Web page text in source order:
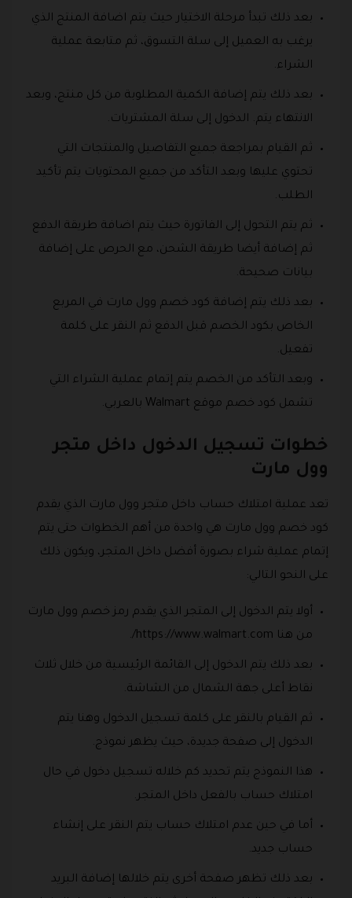
بعد ذلك تبدأ مرحلة الاختيار حيث يتم اضافة المنتج الذي
يرغب به العميل إلى سلة التسوق، ثم متابعة عملية
الشراء.
بعد ذلك يتم إضافة الكمية المطلوبة من كل منتج، وبعد
الانتهاء يتم. الدخول إلى سلة المشتريات.
ثم القيام بمراجعة جميع التفاصيل والمنتجات التي
تحتوي عليها وبعد التأكد من جميع المحتويات يتم تأكيد
الطلب.
ثم يتم التحول إلى الفاتورة حيث يتم اضافة طريقة الدفع
ثم إضافة أيضا طريقة الشحن، مع الحرص على إضافة
بيانات صحيحة.
بعد ذلك يتم إضافة كود خصم وول مارت في المربع
الخاص بكود الخصم قبل الدفع ثم النقر على كلمة
تفعيل.
وبعد التأكد من الخصم يتم إتمام عملية الشراء التي
تشمل كود خصم موقع Walmart بالعربي.
خطوات تسجيل الدخول داخل متجر
وول مارت
تعد عملية امتلاك حساب داخل متجر وول مارت الذي يقدم
كود خصم وول مارت هي واحدة من أهم الخطوات حتى يتم
إتمام عملية شراء بصورة أفضل داخل المتجر، ويكون ذلك
على النحو التالي:
أولا يتم الدخول إلى المتجر الذي يقدم رمز خصم وول مارت
من هنا https://www.walmart.com/.
بعد ذلك يتم الدخول إلى القائمة الرئيسية من خلال ثلاث
نقاط أعلى جهة الشمال من الشاشة.
ثم القيام بالنقر على كلمة تسجيل الدخول وهنا يتم
الدخول إلى صفحة جديدة، حيث يظهر نموذج.
هذا النموذج يتم تحديد كم خلاله تسجيل دخول في حال
امتلاك حساب بالفعل داخل المتجر.
أما في حين عدم امتلاك حساب يتم النقر على إنشاء
حساب جديد.
بعد ذلك تظهر صفحة أخرى يتم خلالها إضافة البريد